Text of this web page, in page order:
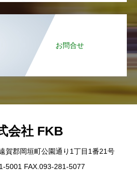
お問合せ
会社 FKB
郡岡垣町公園通り1丁目1番21号
5001 FAX.093-281-5077